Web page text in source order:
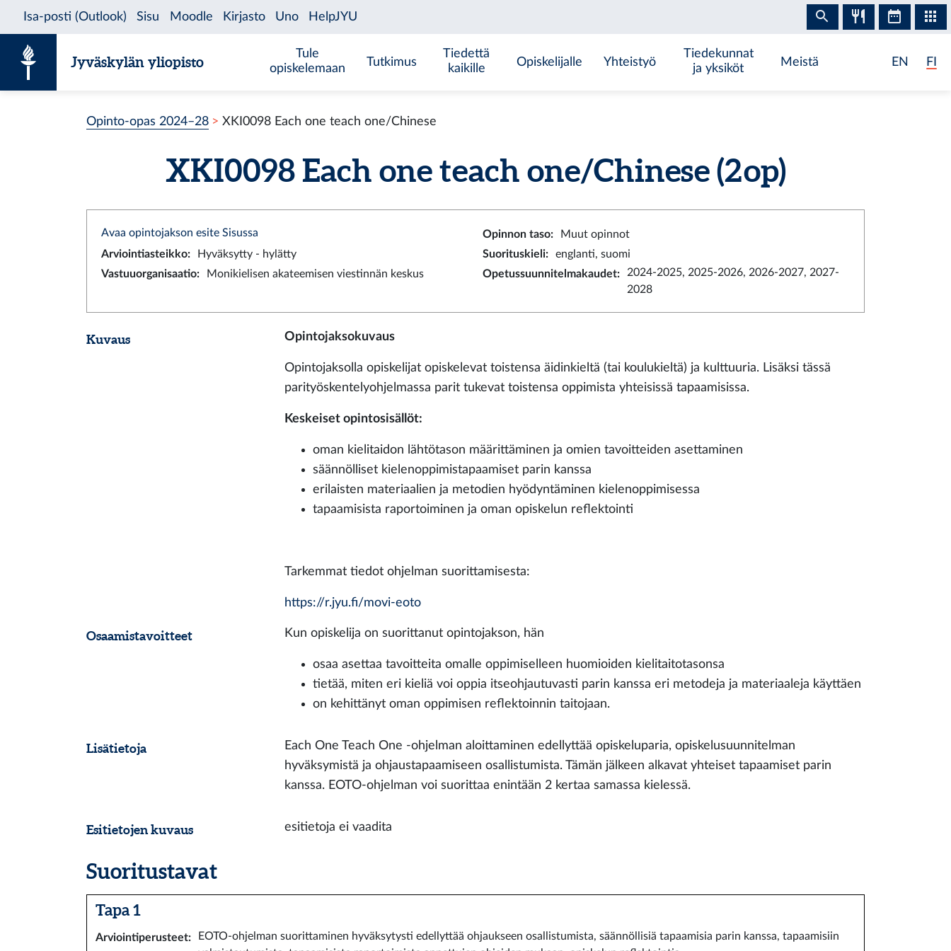
Jyväskylän yliopisto
Tule
opiskelemaan
Tutkimus
Tiedettä
kaikille
Opiskelijalle Yhteistyö
Tiedekunnat
ja yksiköt
Meistä EN FI
Opinto-opas 2024–28 XKI0098 Each one teach one/Chinese
XKI0098 Each one teach one/Chinese (2 op)
Avaa opintojakson esite Sisussa Opinnon taso:
Muut opinnot
Arviointiasteikko: Hyväksytty - hylätty Suorituskieli:
englanti, suomi
Vastuuorganisaatio: Monikielisen akateemisen viestinnän keskus Opetussuunnitelmakaudet:
2024-2025, 2025-2026, 2026-2027, 2027-
2028
Kuvaus Opintojaksokuvaus
Opintojaksolla opiskelijat opiskelevat toistensa äidinkieltä (tai koulukieltä) ja kulttuuria. Lisäksi tässä
parityöskentelyohjelmassa parit tukevat toistensa oppimista yhteisissä tapaamisissa.
Keskeiset opintosisällöt:
oman kielitaidon lähtötason määrittäminen ja omien tavoitteiden asettaminen
säännölliset kielenoppimistapaamiset parin kanssa
erilaisten materiaalien ja metodien hyödyntäminen kielenoppimisessa
tapaamisista raportoiminen ja oman opiskelun reflektointi
Tarkemmat tiedot ohjelman suorittamisesta:
https://r.jyu.fi/movi-eoto
Osaamistavoitteet Kun opiskelija on suorittanut opintojakson, hän
osaa asettaa tavoitteita omalle oppimiselleen huomioiden kielitaitotasonsa
tietää, miten eri kieliä voi oppia itseohjautuvasti parin kanssa eri metodeja ja materiaaleja käyttäen
on kehittänyt oman oppimisen reflektoinnin taitojaan.
Lisätietoja
Each One Teach One -ohjelman aloittaminen edellyttää opiskeluparia, opiskelusuunnitelman
hyväksymistä ja ohjaustapaamiseen osallistumista. Tämän jälkeen alkavat yhteiset tapaamiset parin
kanssa. EOTO-ohjelman voi suorittaa enintään 2 kertaa samassa kielessä.
Esitietojen kuvaus esitietoja ei vaadita
Suoritustavat
Tapa 1
Arviointiperusteet:
EOTO-ohjelman suorittaminen hyväksytysti edellyttää ohjaukseen osallistumista, säännöllisiä tapaamisia parin kanssa, tapaamisiin